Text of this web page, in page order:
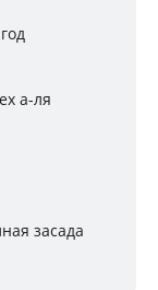
а-ля
засада